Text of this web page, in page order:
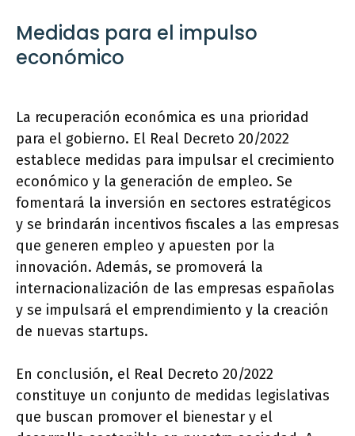
Medidas para el impulso
económico
La recuperación económica es una prioridad
para el gobierno. El Real Decreto 20/2022
establece medidas para impulsar el crecimiento
económico y la generación de empleo. Se
fomentará la inversión en sectores estratégicos
y se brindarán incentivos fiscales a las empresas
que generen empleo y apuesten por la
innovación. Además, se promoverá la
internacionalización de las empresas españolas
y se impulsará el emprendimiento y la creación
de nuevas startups.
En conclusión, el Real Decreto 20/2022
constituye un conjunto de medidas legislativas
que buscan promover el bienestar y el